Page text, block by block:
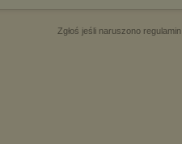
Zgłoś jeśli naruszono regulamin